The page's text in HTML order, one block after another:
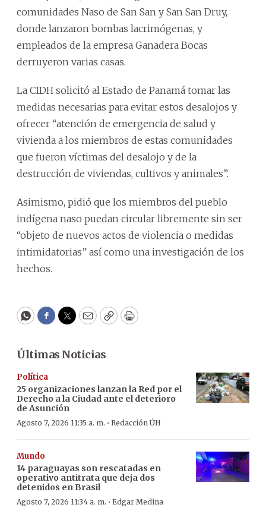
comunidades Naso de San San y San San Druy,
donde lanzaron bombas lacrimógenas, y
empleados de la empresa Ganadera Bocas
derruyeron varias casas.
La CIDH solicitó al Estado de Panamá tomar las
medidas necesarias para evitar estos desalojos y
ofrecer “atención de emergencia de salud y
vivienda a los miembros de estas comunidades
que fueron víctimas del desalojo y de la
destrucción de viviendas, cultivos y animales”.
Asimismo, pidió que los miembros del pueblo
indígena naso puedan circular libremente sin ser
“objeto de nuevos actos de violencia o medidas
intimidatorias” así como una investigación de los
hechos.
WhatsApp
Facebook
Twitter
EmailCopyPrint
Últimas Noticias
Política
25 organizaciones lanzan la Red por el
Derecho a la Ciudad ante el deterioro
de Asunción
Agosto 7, 2026 11:35 a. m. · Redacción ÚH
Mundo
14 paraguayas son rescatadas en
operativo antitrata que deja dos
detenidos en Brasil
Agosto 7, 2026 11:34 a. m. · Edgar Medina